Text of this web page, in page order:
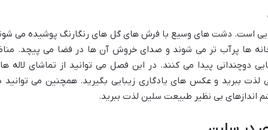
است. دشت های وسیع با فرش های گل های رنگارنگ پوشیده می
ها پرآب تر می شوند و صدای خروش آن ها در فضا می پیچد.
دوچندانی پیدا می کنند. در این فصل می توانید از تماشای لاله
ببرید و عکس های یادگاری زیبایی بگیرید. همچنین می توانید
اندازهای بی نظیر طبیعت سلین لذت ببرید.